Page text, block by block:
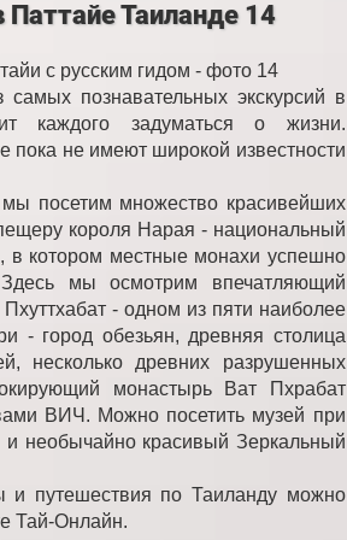
Таиланде 14
с русским гидом - фото 14
познавательных экскурсий в
каждого задуматься о жизни.
пока не имеют широкой известности
посетим множество красивейших
короля Нарая - национальный
в котором местные монахи успешно
мы осмотрим впечатляющий
- одном из пяти наиболее
- город обезьян, древняя столица
несколько древних разрушенных
монастырь Ват Пхрабат
ВИЧ. Можно посетить музей при
необычайно красивый Зеркальный
и путешествия по Таиланду можно
Тай-Онлайн.